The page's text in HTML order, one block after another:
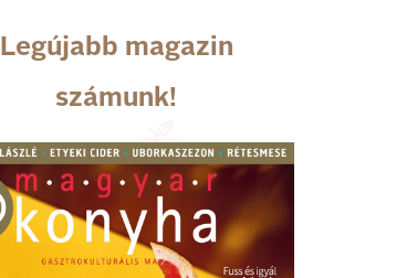
Legújabb magazin
számunk!